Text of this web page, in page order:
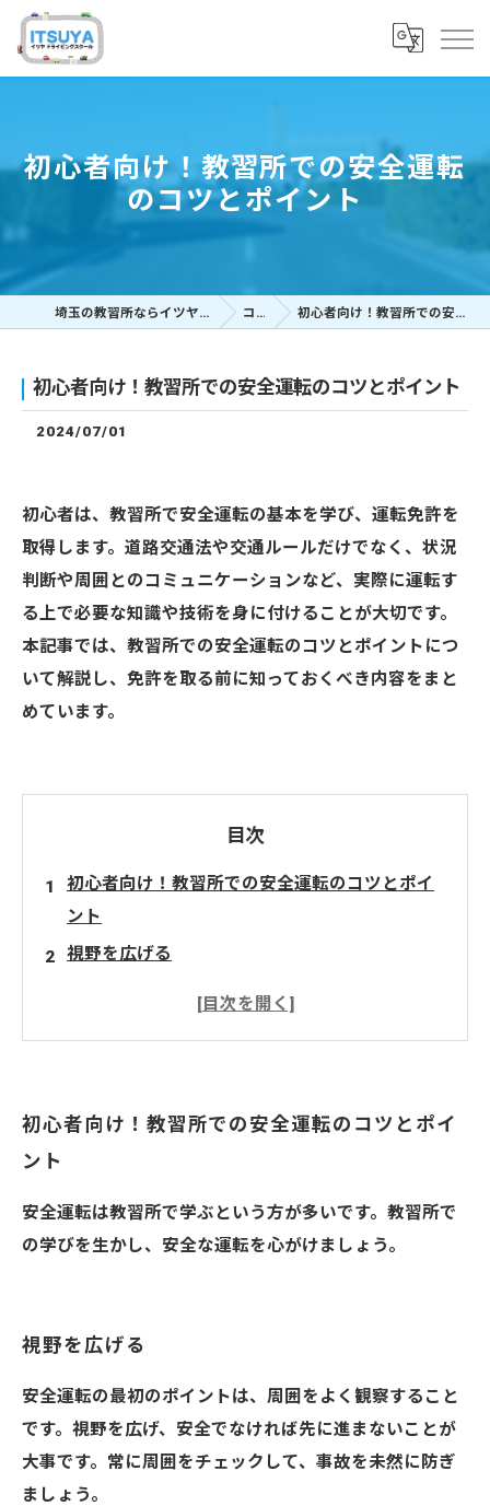
初心者向け！教習所での安全運転
のコツとポイント
埼玉の教習所ならイツヤドライビングスクール コラム 初心者向け！教習所での安全運転のコツとポイント
初心者向け！教習所での安全運転のコツとポイント
2024/07/01
初心者は、教習所で安全運転の基本を学び、運転免許を
取得します。道路交通法や交通ルールだけでなく、状況
判断や周囲とのコミュニケーションなど、実際に運転す
る上で必要な知識や技術を身に付けることが大切です。
本記事では、教習所での安全運転のコツとポイントにつ
いて解説し、免許を取る前に知っておくべき内容をまと
めています。
目次
初心者向け！教習所での安全運転のコツとポイ
ント
視野を広げる
さいたま市の当教習所
初心者向け！教習所での安全運転のコツとポイ
ント
安全運転は教習所で学ぶという方が多いです。教習所で
の学びを生かし、安全な運転を心がけましょう。
視野を広げる
安全運転の最初のポイントは、周囲をよく観察すること
です。視野を広げ、安全でなければ先に進まないことが
大事です。常に周囲をチェックして、事故を未然に防ぎ
ましょう。